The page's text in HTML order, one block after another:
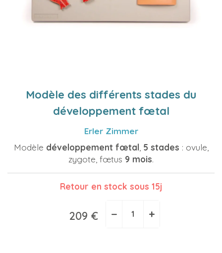
Modèle des différents stades du
développement fœtal
Erler Zimmer
Modèle développement fœtal 5 stades : ovule,
zygote, fœtus 9 mois.
Retour en stock sous 15j
209 € − +